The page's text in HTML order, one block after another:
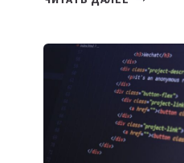
ПОЛЕЗНЫХ
ДЛЯ
РАБОТЫ